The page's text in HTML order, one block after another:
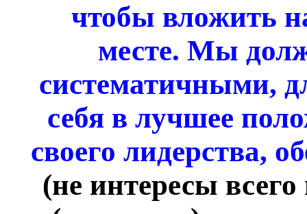
чтобы вложить
месте. Мы
систематичными,
себя в лучшее
своего лидерства,
(не интересы